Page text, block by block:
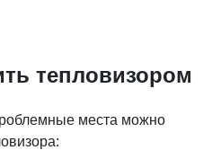
тепловизором
места можно